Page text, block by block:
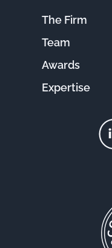
The Firm
Team
Awards
Expertise